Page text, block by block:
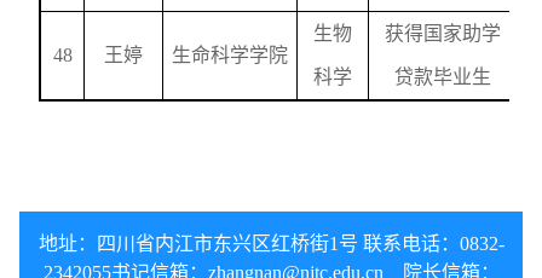
48 王婷 生命科学学院
生物
科学
获得国家助学
贷款毕业生
地址：四川省内江市东兴区红桥街1号 联系电话：0832-
2342055书记信箱： zhangnan@njtc.edu.cn 院长信箱：